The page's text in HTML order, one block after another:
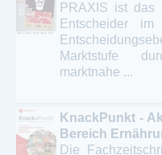
PRAXIS ist das
Entscheider
Marktstufe
marktnahe ...
KnackPunkt -
Bereich
Die